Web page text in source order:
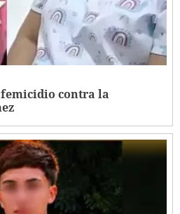
contra la